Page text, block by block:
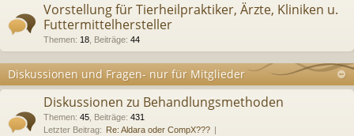
Vorstellung für Tierheilpraktiker, Ärzte, Kliniken u.
Futtermittelhersteller
Themen: 18 Beiträge: 44
Diskussionen und Fragen- nur für Mitglieder
Diskussionen zu Behandlungsmethoden
Themen: 45 Beiträge: 431
Letzter Beitrag: Re: Aldara oder CompX???